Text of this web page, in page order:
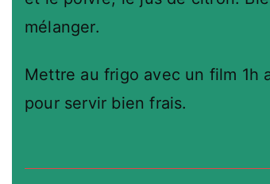
mélanger.
Mettre au frigo avec un film 1h
pour servir bien frais.